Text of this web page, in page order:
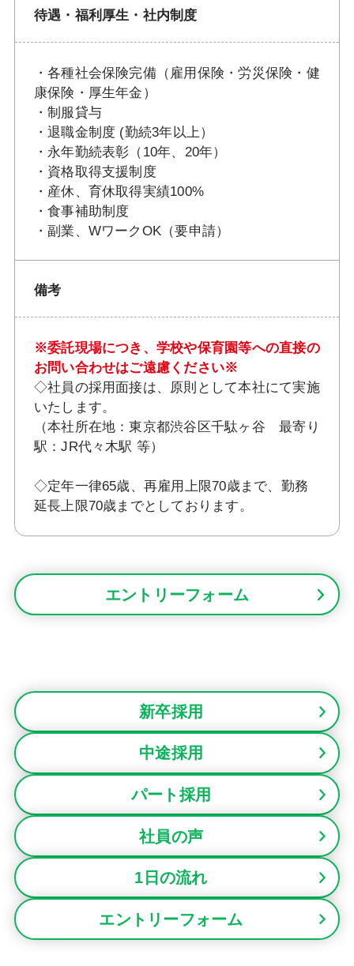
待遇・福利厚生・社内制度
・各種社会保険完備（雇用保険・労災保険・健
康保険・厚生年金）
・制服貸与
・退職金制度 (勤続3年以上）
・永年勤続表彰（10年、20年）
・資格取得支援制度
・産休、育休取得実績100%
・食事補助制度
・副業、WワークOK（要申請）
備考
※委託現場につき、学校や保育園等への直接の
お問い合わせはご遠慮ください※
◇社員の採用面接は、原則として本社にて実施
いたします。
（本社所在地：東京都渋谷区千駄ヶ谷 最寄り
駅：JR代々木駅 等）
◇定年一律65歳、再雇用上限70歳まで、勤務
延長上限70歳までとしております。
エントリーフォーム
新卒採用
中途採用
パート採用
社員の声
1日の流れ
エントリーフォーム